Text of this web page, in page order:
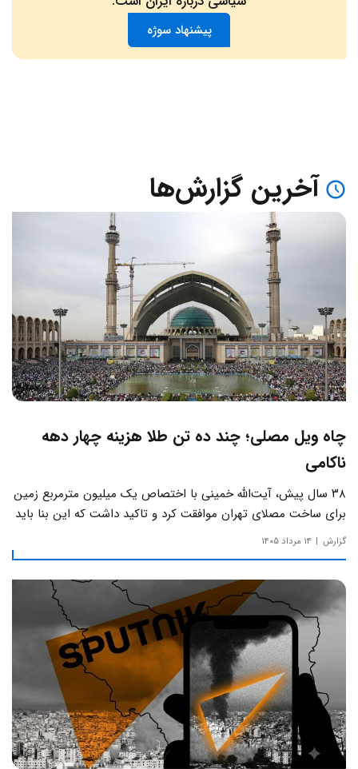
پیشنهاد سوژه
آخرین گزارش‌ها
چاه ویل مصلی؛ چند ده تن طلا هزینه چهار دهه
ناکامی
۳۸ سال پیش، آیت‌الله خمینی با اختصاص یک میلیون مترمربع زمین
برای ساخت مصلای تهران موافقت کرد و تاکید داشت که این بنا باید
به دور از زرق‌وبرق و یادآور سادگی مساجد صدر اسلام باشد.
گزارش ۱۴ مرداد ۱۴۰۵